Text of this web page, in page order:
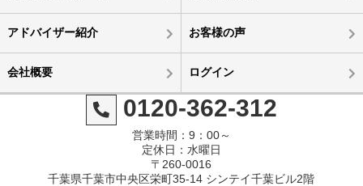
アドバイザー紹介 お客様の声
会社概要 ログイン
0120-362-312
営業時間：9：00～
定休日：水曜日
〒260-0016
千葉県千葉市中央区栄町35-14 シンテイ千葉ビル2階